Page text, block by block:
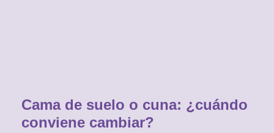
Cama de suelo o cuna: ¿cuándo
conviene cambiar?